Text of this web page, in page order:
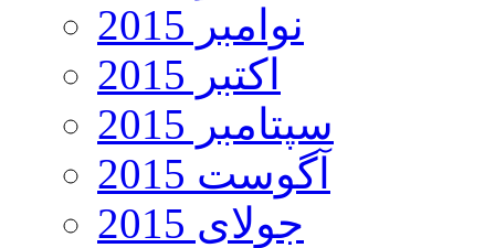
نوامبر 2015
اکتبر 2015
سپتامبر 2015
آگوست 2015
جولای 2015